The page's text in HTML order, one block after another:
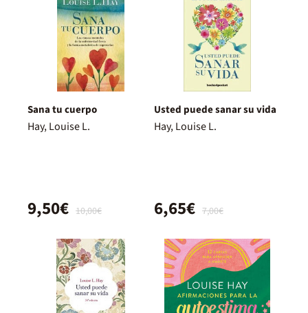
Sana tu cuerpo
Hay, Louise L.
10,00€
9,50€
Usted puede sanar su vida
Hay, Louise L.
7,00€
6,65€